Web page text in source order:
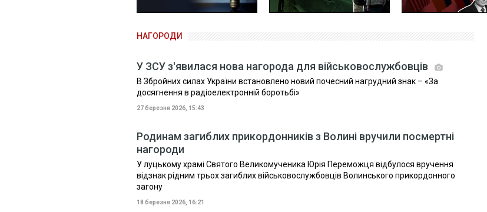
НАГОРОДИ
У ЗСУ з'явилася нова нагорода для військовослужбовців
В Збройних силах України встановлено новий почесний нагрудний знак – «За
досягнення в радіоелектронній боротьбі»
27 березня 2026, 15:43
Родинам загиблих прикордонників з Волині вручили посмертні
нагороди
У луцькому храмі Святого Великомученика Юрія Переможця відбулося вручення
відзнак рідним трьох загиблих військовослужбовців Волинського прикордонного
загону
18 березня 2026, 16:21